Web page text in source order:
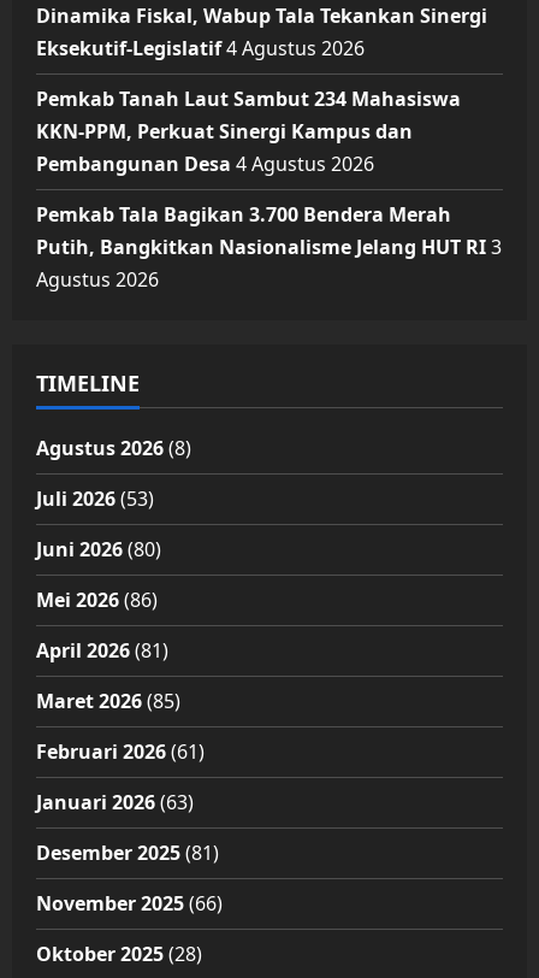
Dinamika Fiskal, Wabup Tala Tekankan Sinergi
Eksekutif-Legislatif4 Agustus 2026
Pemkab Tanah Laut Sambut 234 Mahasiswa
KKN-PPM, Perkuat Sinergi Kampus dan
Pembangunan Desa 4 Agustus 2026
Pemkab Tala Bagikan 3.700 Bendera Merah
Putih, Bangkitkan Nasionalisme Jelang HUT RI3
Agustus 2026
TIMELINE
Agustus 2026(8)
Juli 2026(53)
Juni 2026(80)
Mei 2026(86)
April 2026(81)
Maret 2026(85)
Februari 2026(61)
Januari 2026(63)
Desember 2025(81)
November 2025(66)
Oktober 2025(28)